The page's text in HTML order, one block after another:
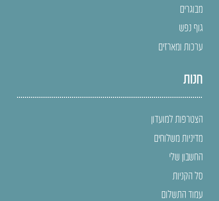
מבוגרים
גוף נפש
ערכות ומארזים
חנות
הצטרפות למועדון
מדיניות משלוחים
החשבון שלי
סל הקניות
עמוד התשלום